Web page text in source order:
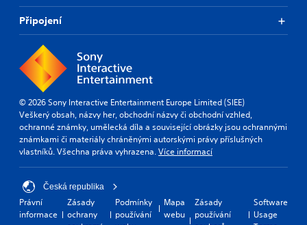
Připojení
© 2026 Sony Interactive Entertainment Europe Limited (SIEE)
Veškerý obsah, názvy her, obchodní názvy či obchodní vzhled,
ochranné známky, umělecká díla a související obrázky jsou ochrannými
známkami či materiály chráněnými autorskými právy příslušných
vlastníků. Všechna práva vyhrazena.Více informací
Česká republika
Právní
informace
Zásady
ochrany
Podmínky
používání
Mapa
webu
Zásady
používání
Software
Usage